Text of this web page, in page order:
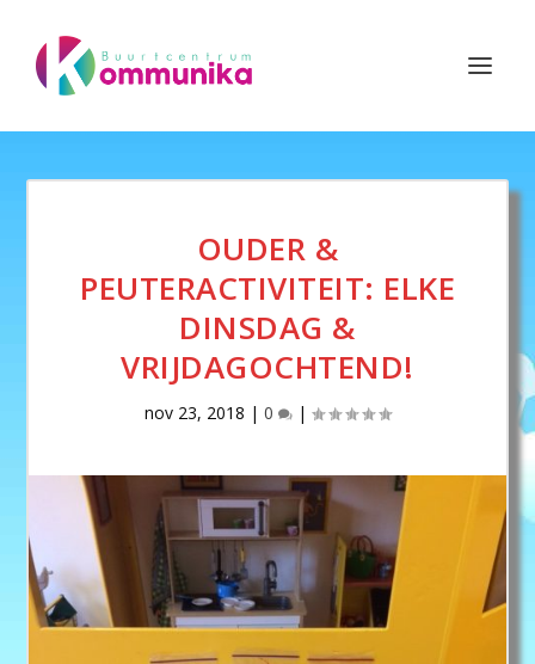
OUDER &
PEUTERACTIVITEIT: ELKE
DINSDAG &
VRIJDAGOCHTEND!
nov 23, 2018 | 0 |